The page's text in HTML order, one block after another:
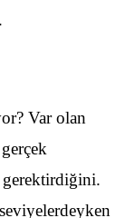
Var olan
gerektirdiğini.